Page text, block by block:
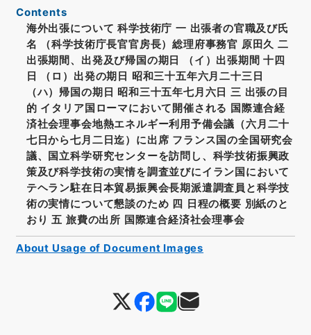
Contents
海外出張について 科学技術庁 一 出張者の官職及び氏
名 （科学技術庁長官官房長）総理府事務官 原田久 二
出張期間、出発及び帰国の期日 （イ）出張期間 十四
日 （ロ）出発の期日 昭和三十五年六月二十三日
（ハ）帰国の期日 昭和三十五年七月六日 三 出張の目
的 イタリア国ローマにおいて開催される 国際連合経
済社会理事会地熱エネルギー利用予備会議（六月二十
七日から七月二日迄）に出席 フランス国の全国研究会
議、国立科学研究センターを訪問し、科学技術振興政
策及び科学技術の実情を調査並びにイラン国において
テヘラン駐在日本貿易振興会長期派遣調査員と科学技
術の実情について懇談のため 四 日程の概要 別紙のと
おり 五 旅費の出所 国際連合経済社会理事会
About Usage of Document Images